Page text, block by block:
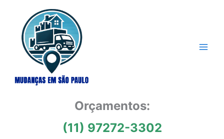
conteúdo
Orçamentos:
(11) 97272-3302